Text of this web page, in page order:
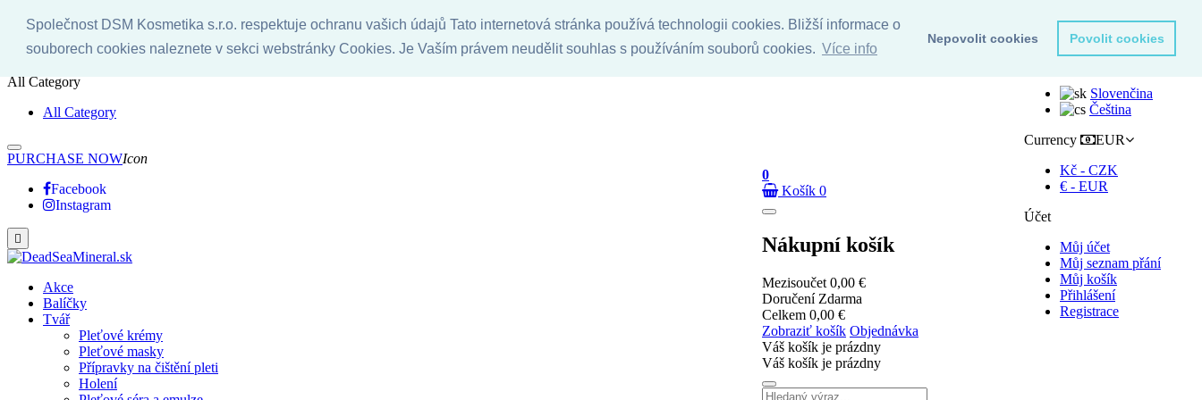
Společnost DSM Kosmetika s.r.o. respektuje ochranu vašich údajů Tato internetová stránka používá technologii cookies. Bližší informace o
souborech cookies naleznete v sekci webstránky Cookies. Je Vaším právem neudělit souhlas s používáním souborů cookies. Více info
Nepovolit cookies Povolit cookies
Vítejte! IconKontakt IconInfo linka: 055/622 04 80
Slovenčina
Čeština
Currency
EUR
Kč - CZK
€ - EUR
Účet
Můj účet
Můj seznam přání
Můj košík
Přihlášení
Registrace
All Category
All Category
PURCHASE NOWIcon
0
Košík 0
Nákupní košík
Mezisoučet 0,00 €
Doručení Zdarma
Celkem 0,00 €
Zobraziť košík Objednávka
Váš košík je prázdny
Váš košík je prázdny
Facebook
Instagram

Akce
Balíčky
Tvář
Pleťové krémy
Pleťové masky
Přípravky na čištění pleti
Holení